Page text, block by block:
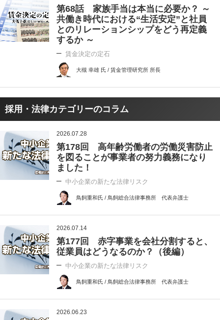
第68話 家族手当は本当に必要か？ ～
共働き時代における“生活安定”と社員
とのリレーションシップをどう再定義
するか ～
賃金決定の定石
大槻 幸雄 氏 / 賃金管理研究所 所長
採用・法律カテゴリーのコラム
2026.07.28
第178回 高年齢労働者の労働災害防止
を図ることが事業者の努力義務になり
ました！
中小企業の新たな法律リスク
鳥飼重和氏 / 鳥飼総合法律事務所 代表弁護士
2026.07.14
第177回 赤字事業を会社分割すると、
従業員はどうなるのか？（後編）
中小企業の新たな法律リスク
鳥飼重和氏 / 鳥飼総合法律事務所 代表弁護士
2026.06.23